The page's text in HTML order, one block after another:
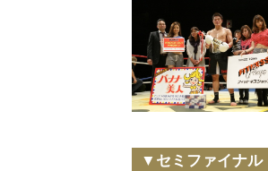
▼セミファイナル